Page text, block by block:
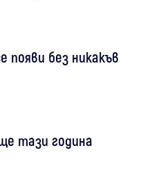
появи без никакъв
тази година